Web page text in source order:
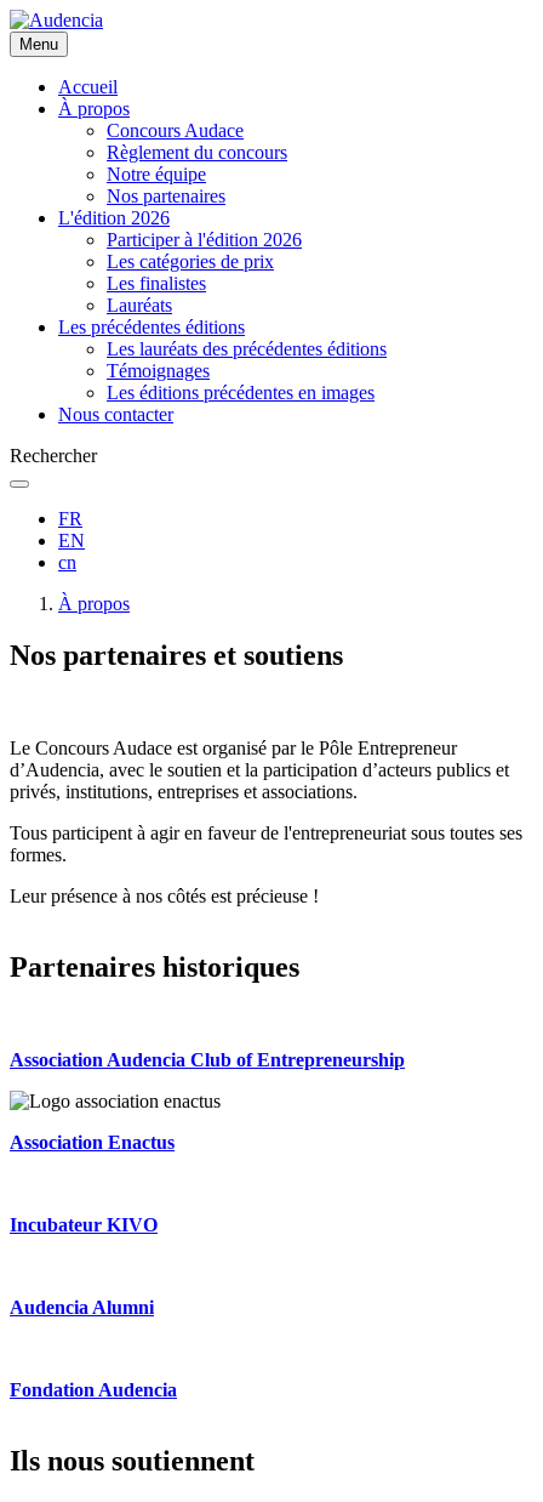
Aller
au
contenu
principal
Menu
Accueil
À propos
Concours Audace
Règlement du concours
Notre équipe
Nos partenaires
L'édition 2026
Participer à l'édition 2026
Les catégories de prix
Les finalistes
Lauréats
Les précédentes éditions
Les lauréats des précédentes éditions
Témoignages
Les éditions précédentes en images
Nous contacter
Rechercher
FR
EN
cn
À propos
Nos partenaires et soutiens
Le Concours Audace est organisé par le Pôle Entrepreneur
d’Audencia, avec le soutien et la participation d’acteurs publics et
privés, institutions, entreprises et associations.
Tous participent à agir en faveur de l'entrepreneuriat sous toutes ses
formes.
Leur présence à nos côtés est précieuse !
Partenaires historiques
Association Audencia Club of Entrepreneurship
Association Enactus
Incubateur KIVO
Audencia Alumni
Fondation Audencia
Ils nous soutiennent